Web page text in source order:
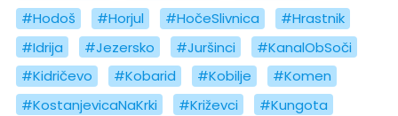
#Hodoš
#Horjul #HočeSlivnica
#Hrastnik
#Idrija
#Jezersko #Juršinci
#KanalObSoči
#Kidričevo
#Kobarid #Kobilje
#Komen
#KostanjevicaNaKrki
#Križevci
#Kungota